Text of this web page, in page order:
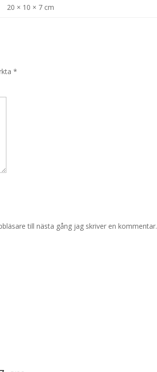
20 × 10 × 7 cm
*
till nästa gång jag skriver en kommentar.